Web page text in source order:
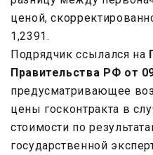
ценой,
1,2391.
Подрядчик ссылался на
Правительства РФ от
предусматривающее
цены госконтракта в
стоимости по
государственной